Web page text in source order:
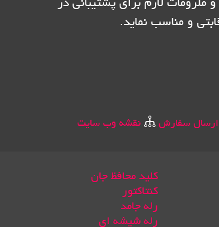
لازم برای پشتیبانی در
و مناسب نماید.
ارسال سفارش نقشه وب سایت
کلید محافظ جان
کنتاکتور
رله جامد
رله شیشه ای